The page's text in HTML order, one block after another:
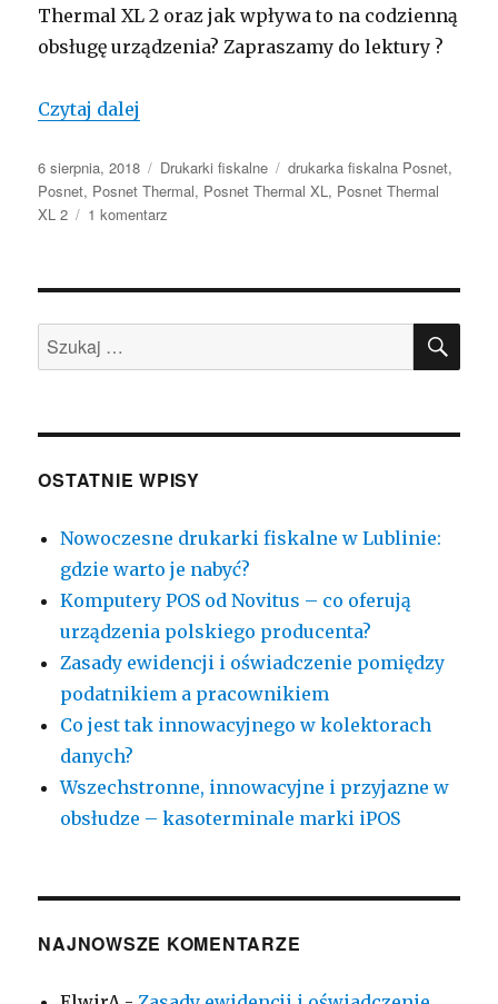
Thermal XL 2 oraz jak wpływa to na codzienną
obsługę urządzenia? Zapraszamy do lektury ?
Czytaj dalej
Opublikowano
6 sierpnia, 2018 Kategorie
Drukarki fiskalne Tagi
drukarka fiskalna Posnet,
Posnet, Posnet Thermal, Posnet Thermal XL, Posnet Thermal
XL 2
1 komentarz
Thermal
w
odsłonie
Szukaj:
OSTATNIE WPISY
Nowoczesne drukarki fiskalne w Lublinie:
gdzie warto je nabyć?
Komputery POS od Novitus – co oferują
urządzenia polskiego producenta?
Zasady ewidencji i oświadczenie pomiędzy
podatnikiem a pracownikiem
Co jest tak innowacyjnego w kolektorach
danych?
Wszechstronne, innowacyjne i przyjazne w
obsłudze – kasoterminale marki iPOS
NAJNOWSZE KOMENTARZE